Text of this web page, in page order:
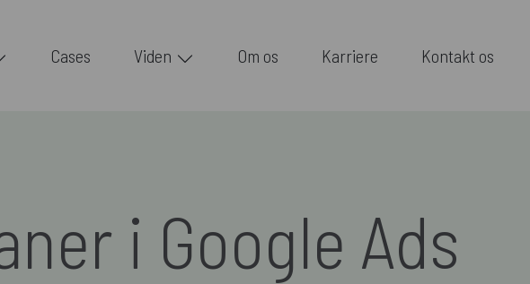
Cases Viden Om os Karriere Kontakt os
i Google Ads